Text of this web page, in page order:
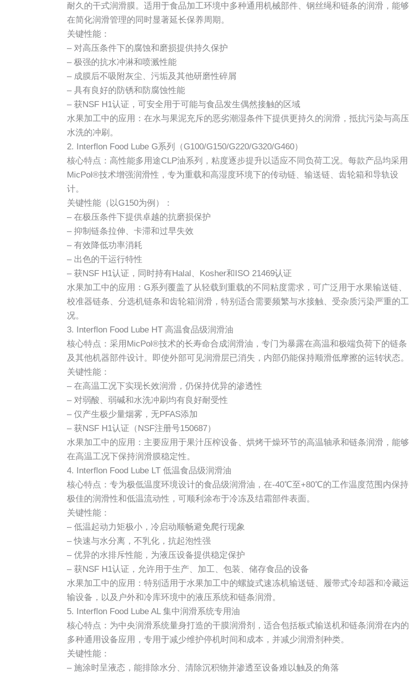
耐久的干式润滑膜。适用于食品加工环境中多种通用机械部件、钢丝绳和链条的润滑，能够
在简化润滑管理的同时显著延长保养周期。
关键性能：
– 对高压条件下的腐蚀和磨损提供持久保护
– 极强的抗水冲淋和喷溅性能
– 成膜后不吸附灰尘、污垢及其他研磨性碎屑
– 具有良好的防锈和防腐蚀性能
– 获NSF H1认证，可安全用于可能与食品发生偶然接触的区域
水果加工中的应用：在水与果泥充斥的恶劣潮湿条件下提供更持久的润滑，抵抗污染与高压
水洗的冲刷。
2. Interflon Food Lube G系列（G100/G150/G220/G320/G460）
核心特点：高性能多用途CLP油系列，粘度逐步提升以适应不同负荷工况。每款产品均采用
MicPol®技术增强润滑性，专为重载和高湿度环境下的传动链、输送链、齿轮箱和导轨设
计。
关键性能（以G150为例）：
– 在极压条件下提供卓越的抗磨损保护
– 抑制链条拉伸、卡滞和过早失效
– 有效降低功率消耗
– 出色的干运行特性
– 获NSF H1认证，同时持有Halal、Kosher和ISO 21469认证
水果加工中的应用：G系列覆盖了从轻载到重载的不同粘度需求，可广泛用于水果输送链、
校准器链条、分选机链条和齿轮箱润滑，特别适合需要频繁与水接触、受杂质污染严重的工
况。
3. Interflon Food Lube HT 高温食品级润滑油
核心特点：采用MicPol®技术的长寿命合成润滑油，专门为暴露在高温和极端负荷下的链条
及其他机器部件设计。即使外部可见润滑层已消失，内部仍能保持顺滑低摩擦的运转状态。
关键性能：
– 在高温工况下实现长效润滑，仍保持优异的渗透性
– 对弱酸、弱碱和水洗冲刷均有良好耐受性
– 仅产生极少量烟雾，无PFAS添加
– 获NSF H1认证（NSF注册号150687）
水果加工中的应用：主要应用于果汁压榨设备、烘烤干燥环节的高温轴承和链条润滑，能够
在高温工况下保持润滑膜稳定性。
4. Interflon Food Lube LT 低温食品级润滑油
核心特点：专为极低温度环境设计的食品级润滑油，在-40℃至+80℃的工作温度范围内保持
极佳的润滑性和低温流动性，可顺利涂布于冷冻及结霜部件表面。
关键性能：
– 低温起动力矩极小，冷启动顺畅避免爬行现象
– 快速与水分离，不乳化，抗起泡性强
– 优异的水排斥性能，为液压设备提供稳定保护
– 获NSF H1认证，允许用于生产、加工、包装、储存食品的设备
水果加工中的应用：特别适用于水果加工中的螺旋式速冻机输送链、履带式冷却器和冷藏运
输设备，以及户外和冷库环境中的液压系统和链条润滑。
5. Interflon Food Lube AL 集中润滑系统专用油
核心特点：为中央润滑系统量身打造的干膜润滑剂，适合包括板式输送机和链条润滑在内的
多种通用设备应用，专用于减少维护停机时间和成本，并减少润滑剂种类。
关键性能：
– 施涂时呈液态，能排除水分、清除沉积物并渗透至设备难以触及的角落